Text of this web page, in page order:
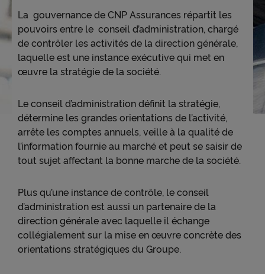
Accessibilité
La gouvernance de CNP Assurances répartit les
pouvoirs entre le conseil d’administration, chargé
de contrôler les activités de la direction générale,
laquelle est une instance exécutive qui met en
œuvre la stratégie de la société.
Le conseil d’administration définit la stratégie,
détermine les grandes orientations de l’activité,
arrête les comptes annuels, veille à la qualité de
l’information fournie au marché et peut se saisir de
tout sujet affectant la bonne marche de la société.
Plus qu’une instance de contrôle, le conseil
d’administration est aussi un partenaire de la
direction générale avec laquelle il échange
collégialement sur la mise en œuvre concrète des
orientations stratégiques du Groupe.